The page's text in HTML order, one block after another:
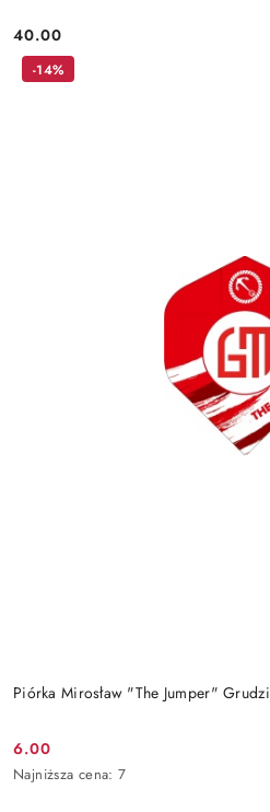
Cena:
40.00
Piórka Mirosław "The Jumper"
Cena
promocyjna:
6.00
Najniższa
Najniższa cena: 7
-14%